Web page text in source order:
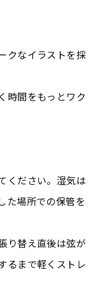
クなイラストを採
時間をもっとワク
ください。湿気は
た場所での保管を
り替え直後は弦が
るまで軽くストレ